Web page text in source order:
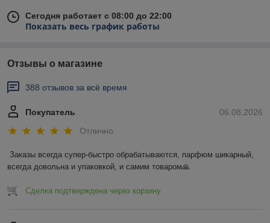
Сегодня работает с 08:00 до 22:00
Показать весь график работы
Отзывы о магазине
388 отзывов за всё время
06.08.2026
Покупатель
Отлично
Заказы всегда супер-быстро обрабатываются, парфюм шикарный,
всегда довольна и упаковкой, и самим товаром🙏
Сделка подтверждена через корзину